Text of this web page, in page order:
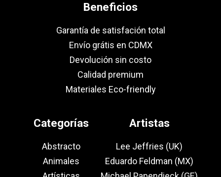
Beneficios
Garantía de satisfación total
Envío grátis en CDMX
Devolución sin costo
Calidad premium
Materiales Eco-friendly
Categorías
Abstracto
Animales
Artistas
Lee Jeffries (UK)
Eduardo Feldman (MX)